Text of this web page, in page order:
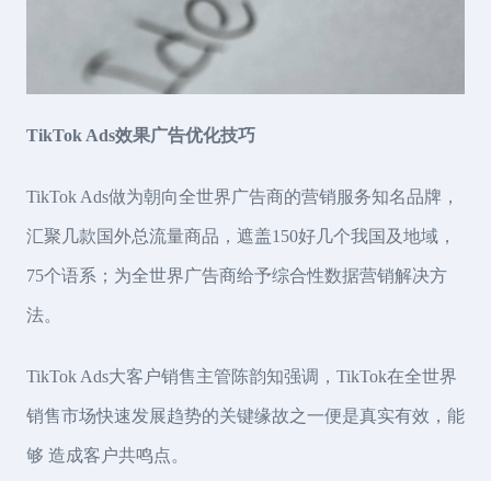
TikTok Ads效果广告优化技巧
TikTok Ads做为朝向全世界广告商的营销服务知名品牌，
汇聚几款国外总流量商品，遮盖150好几个我国及地域，
75个语系；为全世界广告商给予综合性数据营销解决方
法。
TikTok Ads大客户销售主管陈韵知强调，TikTok在全世界
销售市场快速发展趋势的关键缘故之一便是真实有效，能
够 造成客户共鸣点。